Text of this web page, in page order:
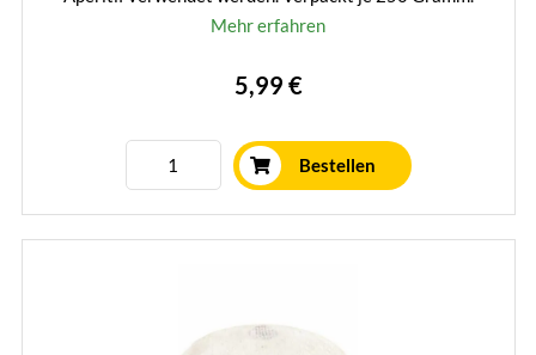
Mehr erfahren
5,99 €
Bestellen